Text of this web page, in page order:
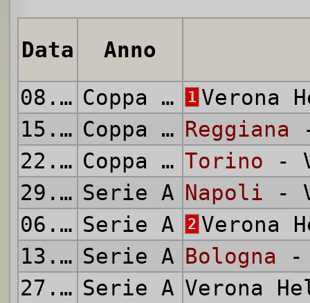
Data
Anno
08.09.1968
Coppa Italia 1 Verona
15.09.1968
Coppa Italia Reggiana
22.09.1968
Coppa Italia Torino -
29.09.1968 Serie A Napoli -
06.10.1968 Serie A 2 Verona
13.10.1968 Serie A Bologna -
27.10.1968 Serie A Verona